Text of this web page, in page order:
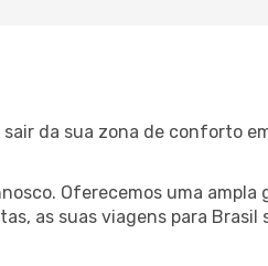
da sua zona de conforto
Oferecemos uma ampla
as suas viagens para Brasil